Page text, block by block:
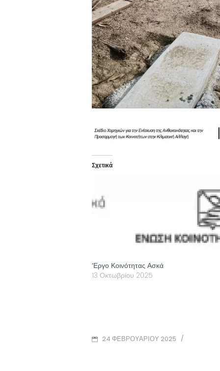
Σχετικά
‘Εργο Κοινότητας Ασκά
13 Οκτωβρίου 2025
POSTED
24 ΦΕΒΡΟΥΑΡΊΟΥ 2025 /